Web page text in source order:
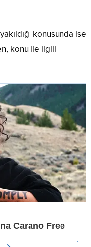
konusunda ise
konu ile ilgili